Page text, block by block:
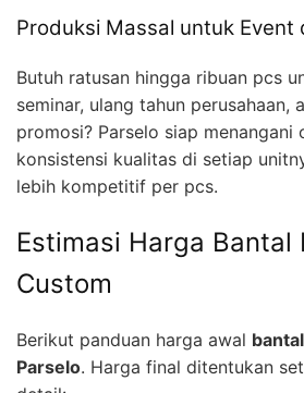
Produksi Massal untuk Event
Butuh ratusan hingga ribuan pcs
seminar, ulang tahun perusahaan,
promosi? Parselo siap menangani
konsistensi kualitas di setiap
lebih kompetitif per pcs.
Estimasi Harga Bantal
Custom
Berikut panduan harga awal
Parselo. Harga final ditentukan